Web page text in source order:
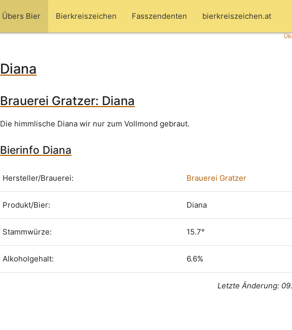
Übers Bier Bierkreiszeichen Fasszendenten bierkreiszeichen.at
Diana
Brauerei Gratzer: Diana
Die himmlische Diana wir nur zum Vollmond gebraut.
Bierinfo Diana
Hersteller/Brauerei: Brauerei Gratzer
Produkt/Bier: Diana
Stammwürze: 15.7°
Alkoholgehalt: 6.6%
Letzte Änderung: